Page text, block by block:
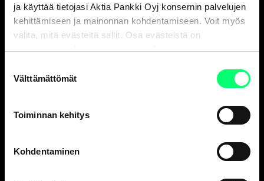
ja käyttää tietojasi Aktia Pankki Oyj konsernin palvelujen
kehittämiseen ja mainonnan kohdentamiseen. Voit myös
valita, mitä evästeitä sallit. Osa evästeistä on
sivustojemme luotettavan ja turvallisen toiminnan
valinta
Välttämättömät
Toiminnan kehitys
Kohdentaminen
Asiakaspalvelu
Henkilöasiakkaat
ark. 8-18
010 247 010
Yritysasiakkaat
Vakuutusasiat, Aktia Henkivakuutus Oy
010 247 8300